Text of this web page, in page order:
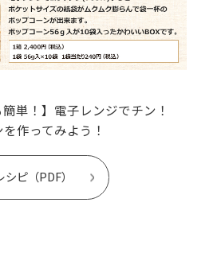
簡単！】電子レンジでチン！
作ってみよう！
ピ（PDF）